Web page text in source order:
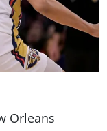
Orleans